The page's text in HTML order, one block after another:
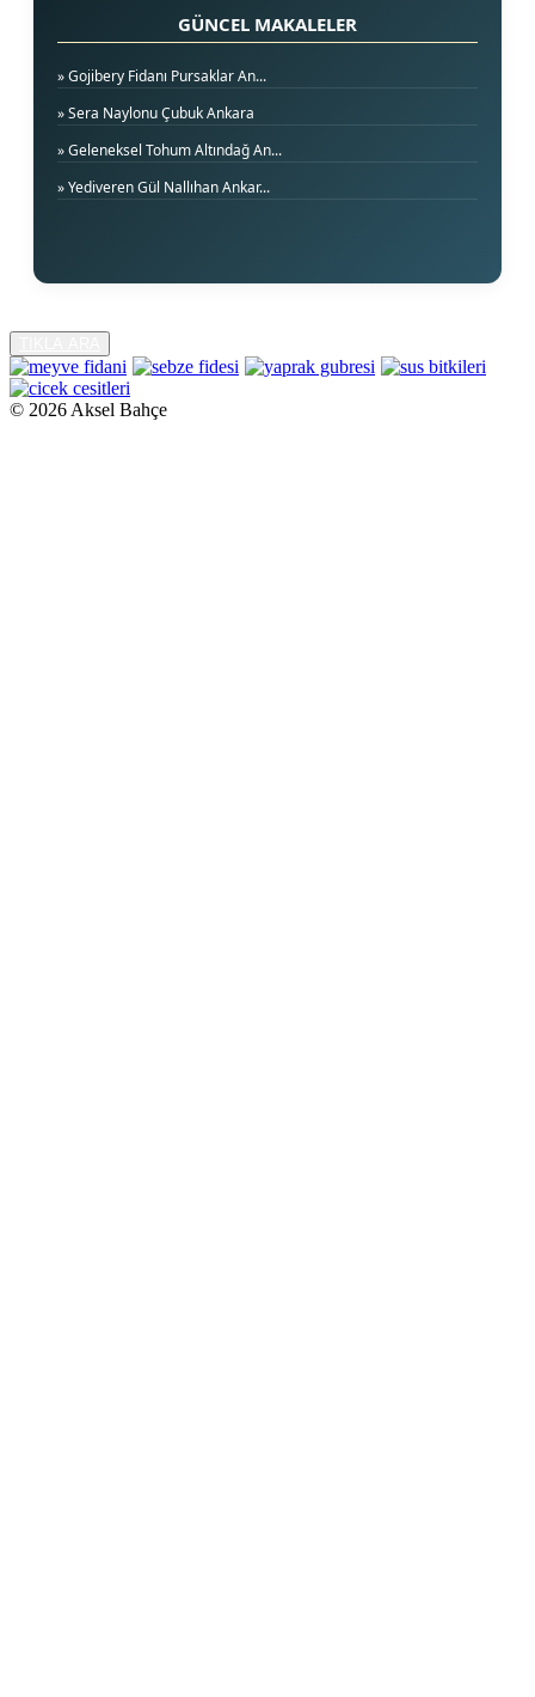
GÜNCEL MAKALELER
» Gojibery Fidanı Pursaklar An...
» Sera Naylonu Çubuk Ankara
» Geleneksel Tohum Altındağ An...
» Yediveren Gül Nallıhan Ankar...
© 2026 Aksel Bahçe